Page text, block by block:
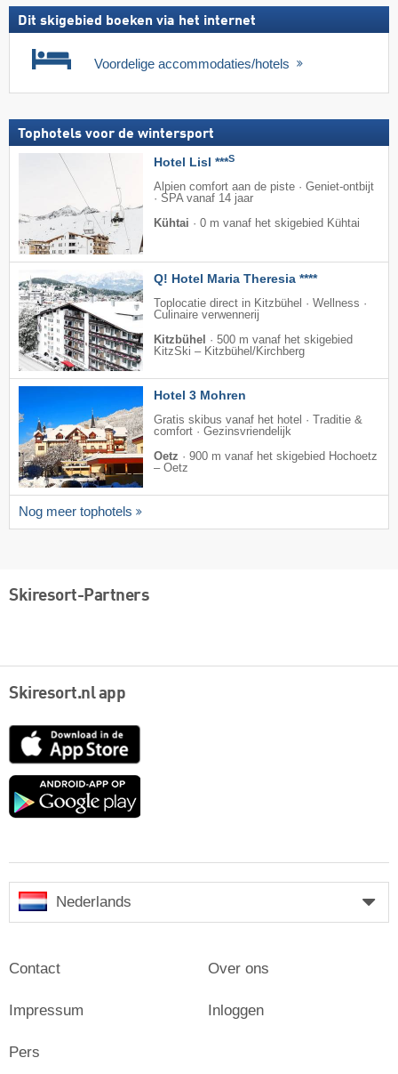
Dit skigebied boeken via het internet
Voordelige accommodaties/hotels
Tophotels voor de wintersport
Hotel Lisl ***S
Alpien comfort aan de piste · Geniet-ontbijt
· SPA vanaf 14 jaar
Kühtai · 0 m vanaf het skigebied Kühtai
Q! Hotel Maria Theresia ****
Toplocatie direct in Kitzbühel · Wellness ·
Culinaire verwennerij
Kitzbühel
· 500 m vanaf het skigebied
KitzSki – Kitzbühel/​Kirchberg
Hotel 3 Mohren
Gratis skibus vanaf het hotel · Traditie &
comfort · Gezinsvriendelijk
Oetz · 900 m vanaf het skigebied Hochoetz
– Oetz
Nog meer tophotels
Skiresort-Partners
Skiresort.nl app
App
Google
Nederlands
Contact
Impressum
Pers
Over ons
Inloggen